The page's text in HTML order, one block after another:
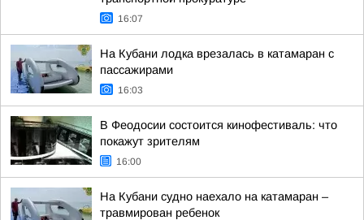
16:07
На Кубани лодка врезалась в катамаран с
пассажирами
16:03
В Феодосии состоится кинофестиваль: что
покажут зрителям
16:00
На Кубани судно наехало на катамаран –
травмирован ребенок